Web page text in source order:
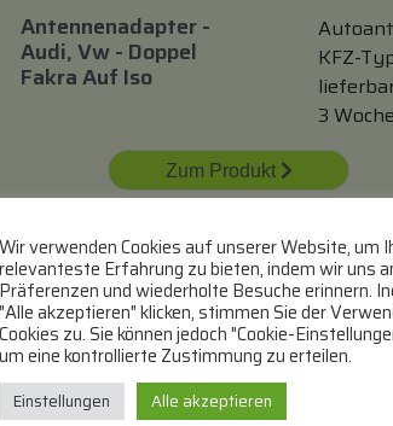
Antennenadapter -
Audi, Vw - Doppel
Fakra Auf Iso
KFZ-
3
Zum Produkt
Wir verwenden Cookies auf unserer Website, um
relevanteste Erfahrung zu bieten, indem wir uns
Präferenzen und wiederholte Besuche erinnern.
"Alle akzeptieren" klicken, stimmen Sie der
Cookies zu. Sie können jedoch "Cookie-
um eine kontrollierte Zustimmung zu erteilen.
Einstellungen Alle akzeptieren